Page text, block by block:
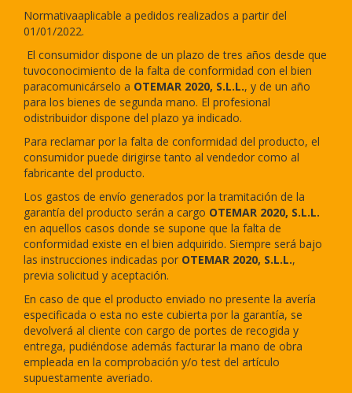
Normativaaplicable a pedidos realizados a partir del
01/01/2022.
El consumidor dispone de un plazo de tres años desde que
tuvoconocimiento de la falta de conformidad con el bien
paracomunicárselo a OTEMAR 2020, S.L.L., y de un año
para los bienes de segunda mano. El profesional
odistribuidor dispone del plazo ya indicado.
Para reclamar por la falta de conformidad del producto, el
consumidor puede dirigirse tanto al vendedor como al
fabricante del producto.
Los gastos de envío generados por la tramitación de la
garantía del producto serán a cargo OTEMAR 2020, S.L.L.
en aquellos casos donde se supone que la falta de
conformidad existe en el bien adquirido. Siempre será bajo
las instrucciones indicadas por OTEMAR 2020, S.L.L.,
previa solicitud y aceptación.
En caso de que el producto enviado no presente la avería
especificada o esta no este cubierta por la garantía, se
devolverá al cliente con cargo de portes de recogida y
entrega, pudiéndose además facturar la mano de obra
empleada en la comprobación y/o test del artículo
supuestamente averiado.